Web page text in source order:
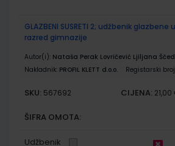
GLAZBENI SUSRETI 2; udžbenik
razred gimnazije
Autor(i): Nataša Perak Lovričević Ljiljana
Nakladnik: PROFIL KLETT d.o.o. Registarski
SKU: 567692 CIJENA: 21,00
ŠIFRA OMOTA:
Udžbenik